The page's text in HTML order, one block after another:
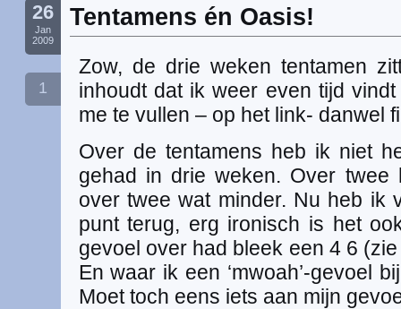
26
Jan
2009
1
Tentamens én Oasis!
Zow, de drie weken tentamen
inhoudt dat ik weer even tijd
me te vullen – op het link- danwel
Over de tentamens heb ik niet
gehad in drie weken. Over
over twee wat minder. Nu heb ik
punt terug, erg ironisch is het
gevoel over had bleek een 4 6
En waar ik een ‘mwoah’-gevoel
Moet toch eens iets aan mijn